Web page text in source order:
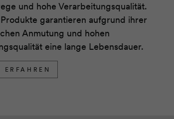
und hohe Verarbeitungsqualität.
garantieren aufgrund ihrer
Anmutung und hohen
eine lange Lebensdauer.
ERFAHREN